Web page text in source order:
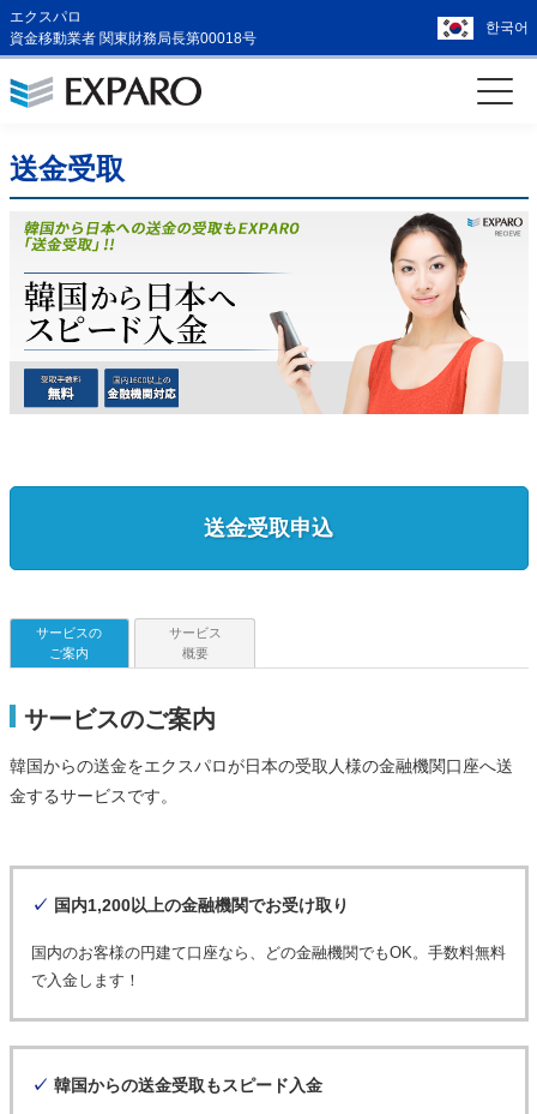
エクスパロ
資金移動業者 関東財務局長第00018号
한국어
送金受取
送金受取申込
サービスの
ご案内
サービス
概要
サービスのご案内
韓国からの送金をエクスパロが日本の受取人様の金融機関口座へ送
金するサービスです。
✓ 国内1,200以上の金融機関でお受け取り
国内のお客様の円建て口座なら、どの金融機関でもOK。手数料無料
で入金します！
✓ 韓国からの送金受取もスピード入金